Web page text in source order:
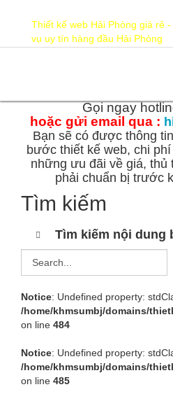
Thiết kế web Hải Phòng giá rẻ
vụ uy tín hàng đầu Hải Phòng
Gọi ngay
hoặc gửi email qua :
Bạn sẽ có được thông
bước thiết kế web, chi
những ưu đãi về giá, thủ
phải chuẩn bị trước
Tìm kiếm
Tìm kiếm nội dung
Notice: Undefined property:
/home/khmsumbj/domains/
on line 484
Notice: Undefined property:
/home/khmsumbj/domains/
on line 485